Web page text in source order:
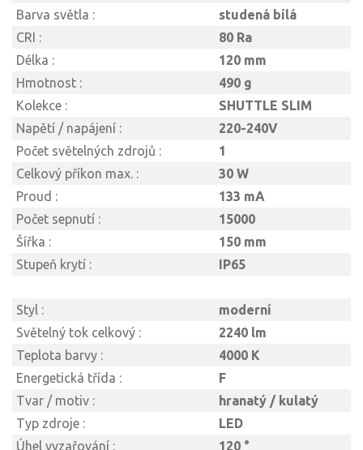
Barva světla :
studená bílá
CRI :
80 Ra
Délka :
120 mm
Hmotnost :
490 g
Kolekce :
SHUTTLE SLIM
Napětí / napájení :
220-240V
Počet světelných zdrojů :
1
Celkový příkon max. :
30 W
Proud :
133 mA
Počet sepnutí :
15000
Šířka :
150 mm
Stupeň krytí :
IP65
Styl :
moderní
Světelný tok celkový :
2240 lm
Teplota barvy :
4000 K
Energetická třída :
F
Tvar / motiv :
hranatý / kulatý
Typ zdroje :
LED
Úhel vyzařování :
120 °